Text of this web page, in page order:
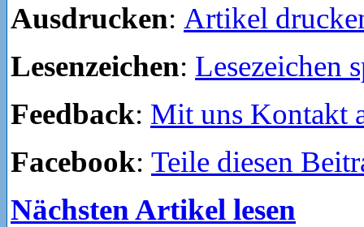
Ausdrucken: Artikel
Lesenzeichen: Lesezeichen
Feedback: Mit uns Kontakt
Facebook: Teile diesen
Nächsten Artikel lesen